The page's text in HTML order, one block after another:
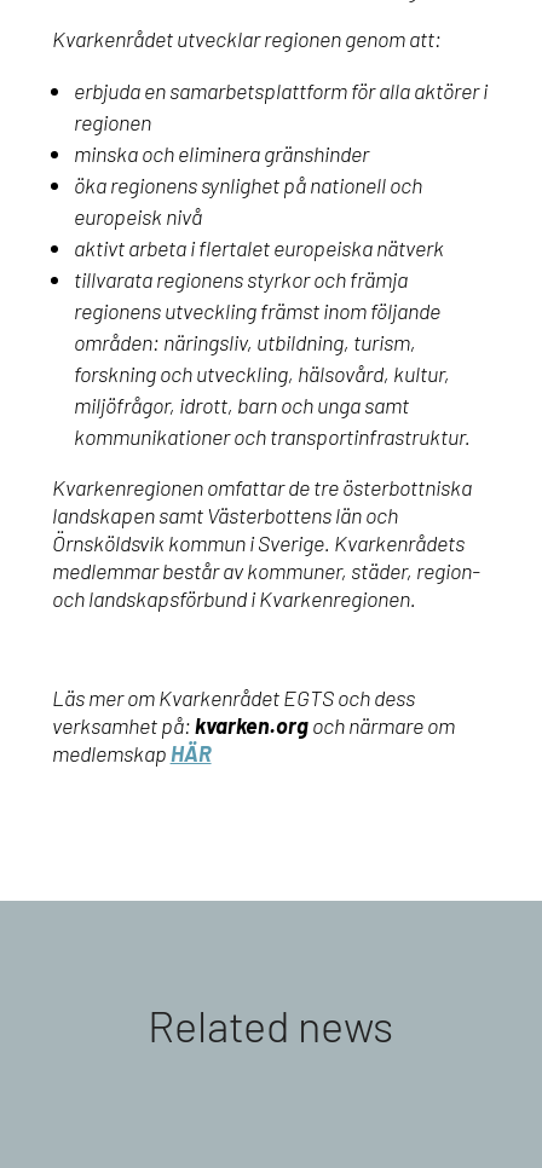
Kvarkenrådet utvecklar regionen genom att:
erbjuda en samarbetsplattform för alla aktörer i
regionen
minska och eliminera gränshinder
öka regionens synlighet på nationell och
europeisk nivå
aktivt arbeta i flertalet europeiska nätverk
tillvarata regionens styrkor och främja
regionens utveckling främst inom följande
områden: näringsliv, utbildning, turism,
forskning och utveckling, hälsovård, kultur,
miljöfrågor, idrott, barn och unga samt
kommunikationer och transportinfrastruktur.
Kvarkenregionen omfattar de tre österbottniska
landskapen samt Västerbottens län och
Örnsköldsvik kommun i Sverige. Kvarkenrådets
medlemmar består av kommuner, städer, region-
och landskapsförbund i Kvarkenregionen.
Läs mer om Kvarkenrådet EGTS och dess
verksamhet på:kvarken.orgoch närmare om
medlemskap HÄR
Related news